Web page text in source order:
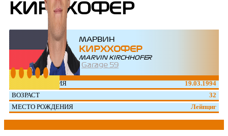
КИРХХОФЕР
МАРВИН
КИРХХОФЕР
MARVIN KIRCHHOFER
Garage 59
ДАТА РОЖДЕНИЯ
19.03.1994
ВОЗРАСТ
32
МЕСТО РОЖДЕНИЯ
Лейпциг